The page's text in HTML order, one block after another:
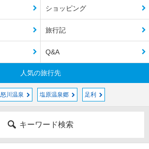
ショッピング
旅行記
Q&A
人気の旅行先
怒川温泉 塩原温泉郷 足利
キーワード検索